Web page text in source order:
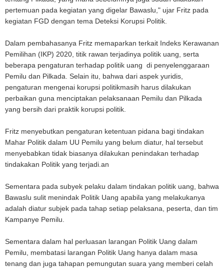
pertemuan pada kegiatan yang digelar Bawaslu," ujar Fritz pada
kegiatan FGD dengan tema Deteksi Korupsi Politik.
Dalam pembahasanya Fritz memaparkan terkait Indeks Kerawanan
Pemilihan (IKP) 2020, titik rawan terjadinya politik uang, serta
beberapa pengaturan terhadap politik uang di penyelenggaraan
Pemilu dan Pilkada. Selain itu, bahwa dari aspek yuridis,
pengaturan mengenai korupsi politikmasih harus dilakukan
perbaikan guna menciptakan pelaksanaan Pemilu dan Pilkada
yang bersih dari praktik korupsi politik.
Fritz menyebutkan pengaturan ketentuan pidana bagi tindakan
Mahar Politik dalam UU Pemilu yang belum diatur, hal tersebut
menyebabkan tidak biasanya dilakukan penindakan terhadap
tindakakan Politik yang terjadi.an
Sementara pada subyek pelaku dalam tindakan politik uang, bahwa
Bawaslu sulit menindak Politik Uang apabila yang melakukanya
adalah diatur subjek pada tahap setiap pelaksana, peserta, dan tim
Kampanye Pemilu.
Sementara dalam hal perluasan larangan Politik Uang dalam
Pemilu, membatasi larangan Politik Uang hanya dalam masa
tenang dan juga tahapan pemungutan suara yang memberi celah